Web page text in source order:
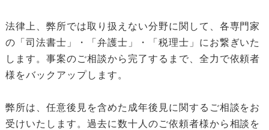
法律上、弊所では取り扱えない分野に関して、各専門家
の「司法書士」・「弁護士」・「税理士」にお繋ぎいた
します。事案のご相談から完了するまで、全力で依頼者
様をバックアップします。
弊所は、任意後見を含めた成年後見に関するご相談をお
受けいたします。過去に数十人のご依頼者様から相談を